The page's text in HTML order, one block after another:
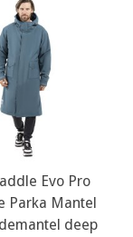
Evo Pro
Parka Mantel
deep